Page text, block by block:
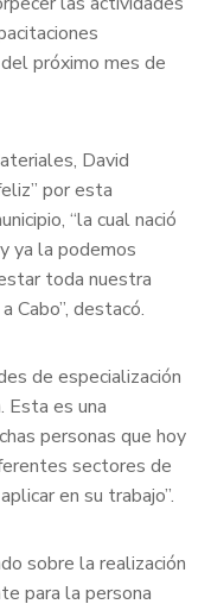
próximo mes de
David
por esta
“la cual nació
ya la podemos
toda nuestra
Cabo”, destacó.
de especialización
Esta es una
personas que hoy
sectores de
en su trabajo”.
sobre la realización
para la persona